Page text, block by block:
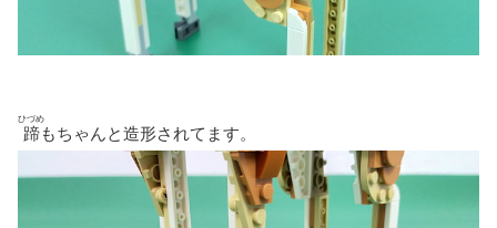
蹄
ひづめ
もちゃんと造形されてます。